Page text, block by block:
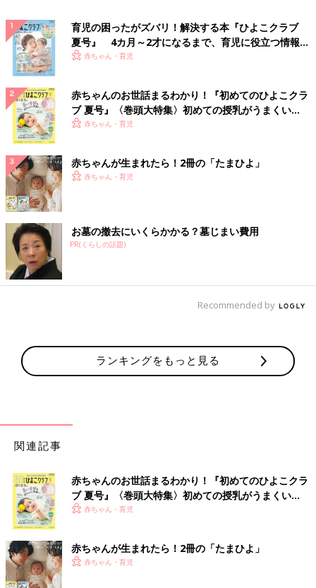
ることは「空に電線がないね」というひと言です。そう言われて
みれば確かにないねと、視点の違いに驚きました。
――1人で3人を連れていくわけですから、飛行機の中も大変だっ
たのではないでしょうか？
杏 当時はいろんなグッズを試し、試行錯誤しました。たとえ
ば、機内で座席についても足が地面につかないので足元を埋める
グッズを準備したり、本が好きなのでそれぞれが好きな本を用意
したりして過ごしました。
――杏さんの本好きは有名ですが、きっと継いでいるのですね。
杏 幸い子どもたちはまんがや図鑑も含めて本が好きなので、移
動は電子書籍で時間をもて余すことなく過ごせます。
――パリに旅行するのと実際に生活をするのとでは大きな違いが
あるのではないでしょうか。
タイミングです。パリで子どもたちと生活をすることを決めてか
ら、二拠点生活のスタートまで2年間あって、そこでいろいろな
準備をしました。
とでは教育の期間も内容も大きく違います。フランスはバカンス
が多く、入学式や卒業式、運動会や文化祭などいわゆる学校行事
印象です。
パリの学校は水曜日が休み？日本とフランスの子ど
もたちの習い事と教育の違い
育児の困ったがズバリ！解決する本『ひよこクラブ
夏号』 4カ月～2才になるまで、育児に役立つ情報が
いっぱい！
赤ちゃん・育児
赤ちゃんのお世話まるわかり！『初めてのひよこクラ
ブ 夏号』〈巻頭大特集〉初めての授乳がうまくい
く！ おっぱい・ミルクの基本と夏のトラブル 解決テ
赤ちゃん・育児
赤ちゃんが生まれたら！2冊の「たまひよ」
赤ちゃん・育児
お墓の撤去にいくらかかる？墓じまい費用
PR(くらしの話題)
Recommended by
ランキングをもっと見る
関連記事
赤ちゃんのお世話まるわかり！『初めてのひよこクラ
ブ 夏号』〈巻頭大特集〉初めての授乳がうまくい
く！ おっぱい・ミルクの基本と夏のトラブル 解決テ
赤ちゃん・育児
赤ちゃんが生まれたら！2冊の「たまひよ」
赤ちゃん・育児